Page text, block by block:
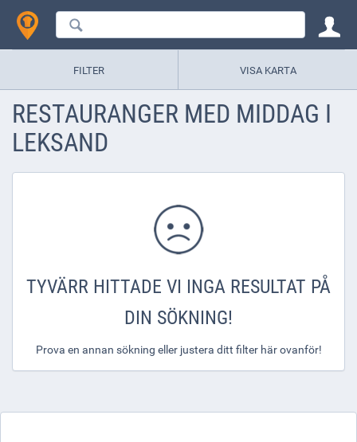
FILTER VISA KARTA
RESTAURANGER MED MIDDAG I
LEKSAND
TYVÄRR HITTADE VI INGA RESULTAT PÅ
DIN SÖKNING!
Prova en annan sökning eller justera ditt filter här ovanför!